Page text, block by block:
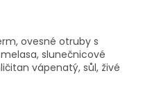
ovesné otruby s
slunečnicové
vápenatý, sůl, živé